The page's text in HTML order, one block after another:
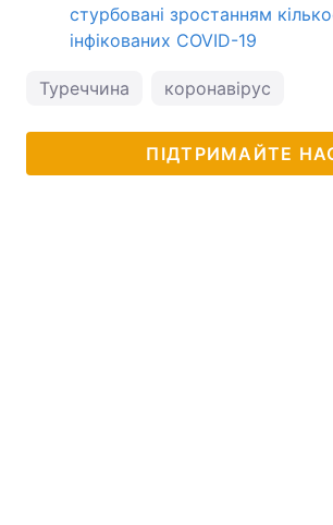
стурбовані зростанням
інфікованих COVID-19
Туреччина коронавірус
ПІДТРИМАЙТЕ